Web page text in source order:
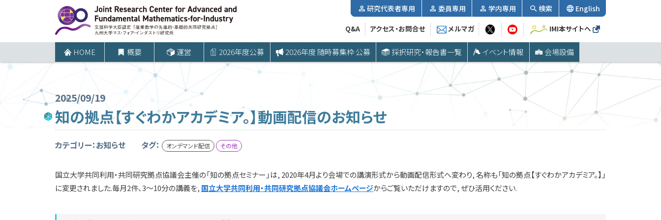
ツ
キ
HOME 概要 運営 2026年度公募 2026年度 随時募集枠 公募 採択研究・報告書一覧 イベント情報 会場設備
研究代表者専用 委員専用 学内専用 検索 English
Q&A アクセス・お問合せ メルマガ IMI本サイトへ
2025/09/19
知の拠点【すぐわかアカデミア。】動画配信のお知らせ
カテゴリー：お知らせ タグ： オンデマンド配信 その他
国立大学共同利用・共同研究拠点協議会主催の「知の拠点セミナー」は, 2020年4月より会場での講演形式から動画配信形式へ変わり, 名称も「知の拠点【すぐわかアカデミア。】」
に変更されました.毎月2件、3～10分の講義を, 国立大学共同利用・共同研究拠点協議会ホームページからご覧いただけますので, ぜひ活用ください.